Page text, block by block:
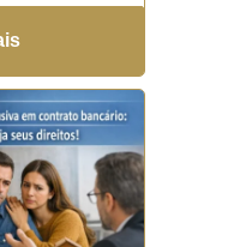
de
que
Leia